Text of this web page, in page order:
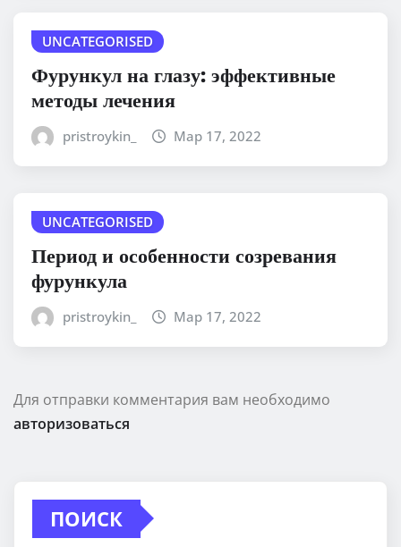
UNCATEGORISED
Фурункул на глазу: эффективные
методы лечения
pristroykin_ Мар 17, 2022
UNCATEGORISED
Период и особенности созревания
фурункула
pristroykin_ Мар 17, 2022
Для отправки комментария вам необходимо
авторизоваться
ПОИСК